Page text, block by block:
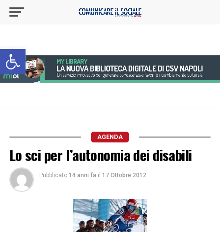
Apri la barra degli strumenti
AGENDA
Lo sci per l’autonomia dei disabili
Pubblicato 14 anni fa il 17 Ottobre 2012